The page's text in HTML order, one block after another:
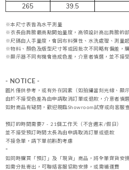
265
39.5
※本尺寸表皆為水平測量
※ 衣長由肩膀 最高點開始量度，高領設計高出肩膀的
※尺碼由人手量度，會因布料彈性、水洗處理、測量
※物料、顏色及版型尺寸等或因批次不同略有偏差，
※顯示器不同有機會造成色差，介意者慎選， 並不接受
- NOTICE -
圖片僅供參考，或 有外在因素（如拍攝當刻光線、 顯
由於不接受色差為由申請取消訂單或退款，介意者慎
如對商品有疑問，歡迎親臨Showroom試穿或向客服
預訂的時間需要7 - 21個工作天（不含週末/假日）
並不接受預訂時間太長為由申請取消訂單或退款
不接急單，請下單前斟酌考慮
-
如同時購買「預訂」及「現貨」商品，將全單齊貨安排
如需分批寄出，可聯絡客服協助安排，或需補運費